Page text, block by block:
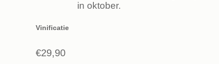
in oktober.
Vinificatie
€29,90